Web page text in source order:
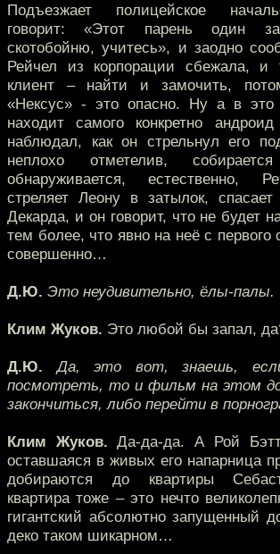
Подъезжает полицейское
говорит: «Этот парень один
скотобойню, учитесь», и заодно
Рейчел из корпорации сбежала, и
клиент – найти и замочить,
«Нексус» - это опасно. Ну а в это
находит самого конкретно
наблюдал, как он стрельнул его
неплохо отметелив,
обнаруживается, естественно,
стреляет Леону в затылок,
Декарда, и он говорит, что не будет
тем более, что явно на неё с первого
совершенно…
Д.Ю. Это неудивительно, ёлы-палы.
Клим Жуков. Это любой бы запал,
Д.Ю. Да, это вот, знаешь,
посмотреть, то и фильм на этом
закончиться, либо перейти в
Клим Жуков. Да-да-да. А Рой
оставшаяся в живых его напарница
добираются до квартиры
квартира тоже – это нечто
гигантский абсолютно запущенный
деко таком шикарном…